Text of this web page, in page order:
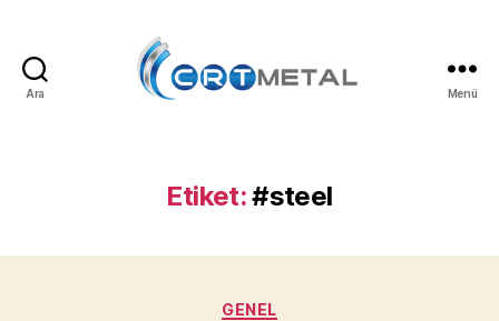
Ara Menü
Etiket:#steel
GENEL